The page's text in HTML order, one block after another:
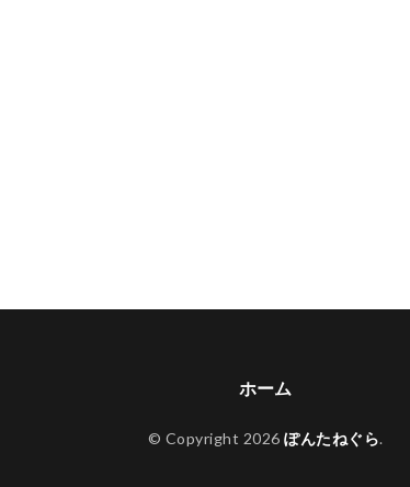
ホーム
© Copyright 2026 ぽんたねぐら.